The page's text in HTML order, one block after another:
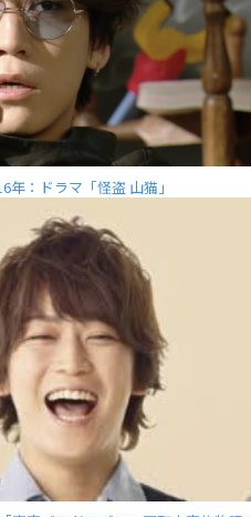
年：ドラマ「怪盗 山猫」